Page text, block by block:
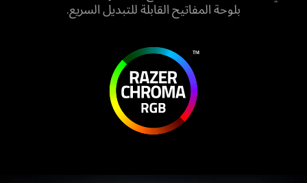
بلوحة المفاتيح القابلة للتبديل السريع.